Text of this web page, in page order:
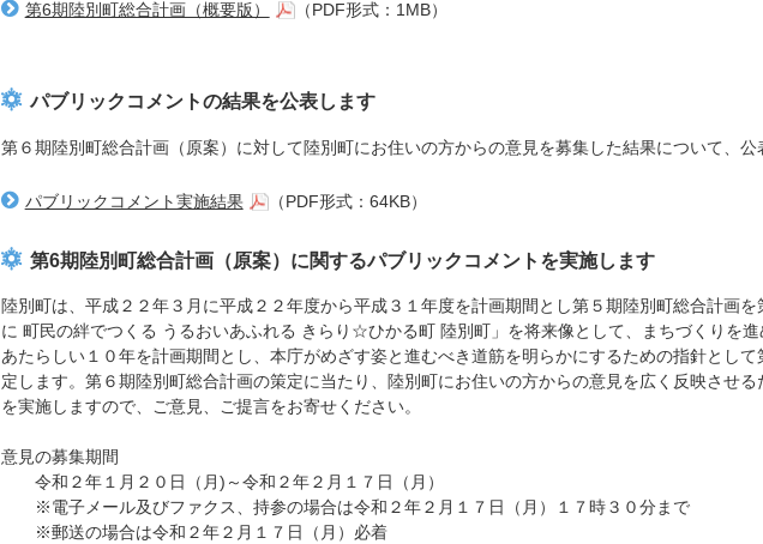
第6期陸別町総合計画（概要版）
（PDF形式：1MB）
パブリックコメントの結果を公表します
第６期陸別町総合計画（原案）に対して陸別町にお住いの方からの意見を募集した結果について、公
パブリックコメント実施結果 （PDF形式：64KB）
第6期陸別町総合計画（原案）に関するパブリックコメントを実施します
陸別町は、平成２２年３月に平成２２年度から平成３１年度を計画期間とし第５期陸別町総合計画
に 町民の絆でつくる うるおいあふれる きらり☆ひかる町 陸別町」を将来像として、まちづくりを進
あたらしい１０年を計画期間とし、本庁がめざす姿と進むべき道筋を明らかにするための指針とし
定します。第６期陸別町総合計画の策定に当たり、陸別町にお住いの方からの意見を広く反映させる
を実施しますので、ご意見、ご提言をお寄せください。
意見の募集期間
令和２年１月２０日（月)～令和２年２月１７日（月）
※電子メール及びファクス、持参の場合は令和２年２月１７日（月）１７時３０分まで
※郵送の場合は令和２年２月１７日（月）必着